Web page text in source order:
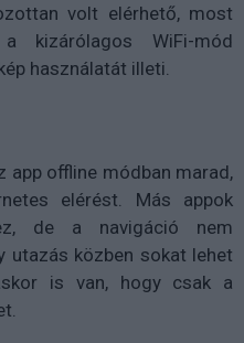
volt elérhető, most
kizárólagos WiFi-mód
használatát illeti.
app offline módban marad,
elérést. Más appok
de a navigáció nem
utazás közben sokat lehet
is van, hogy csak a